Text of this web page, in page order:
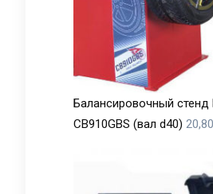
Балансировочный стенд
CB910GBS (вал d40)